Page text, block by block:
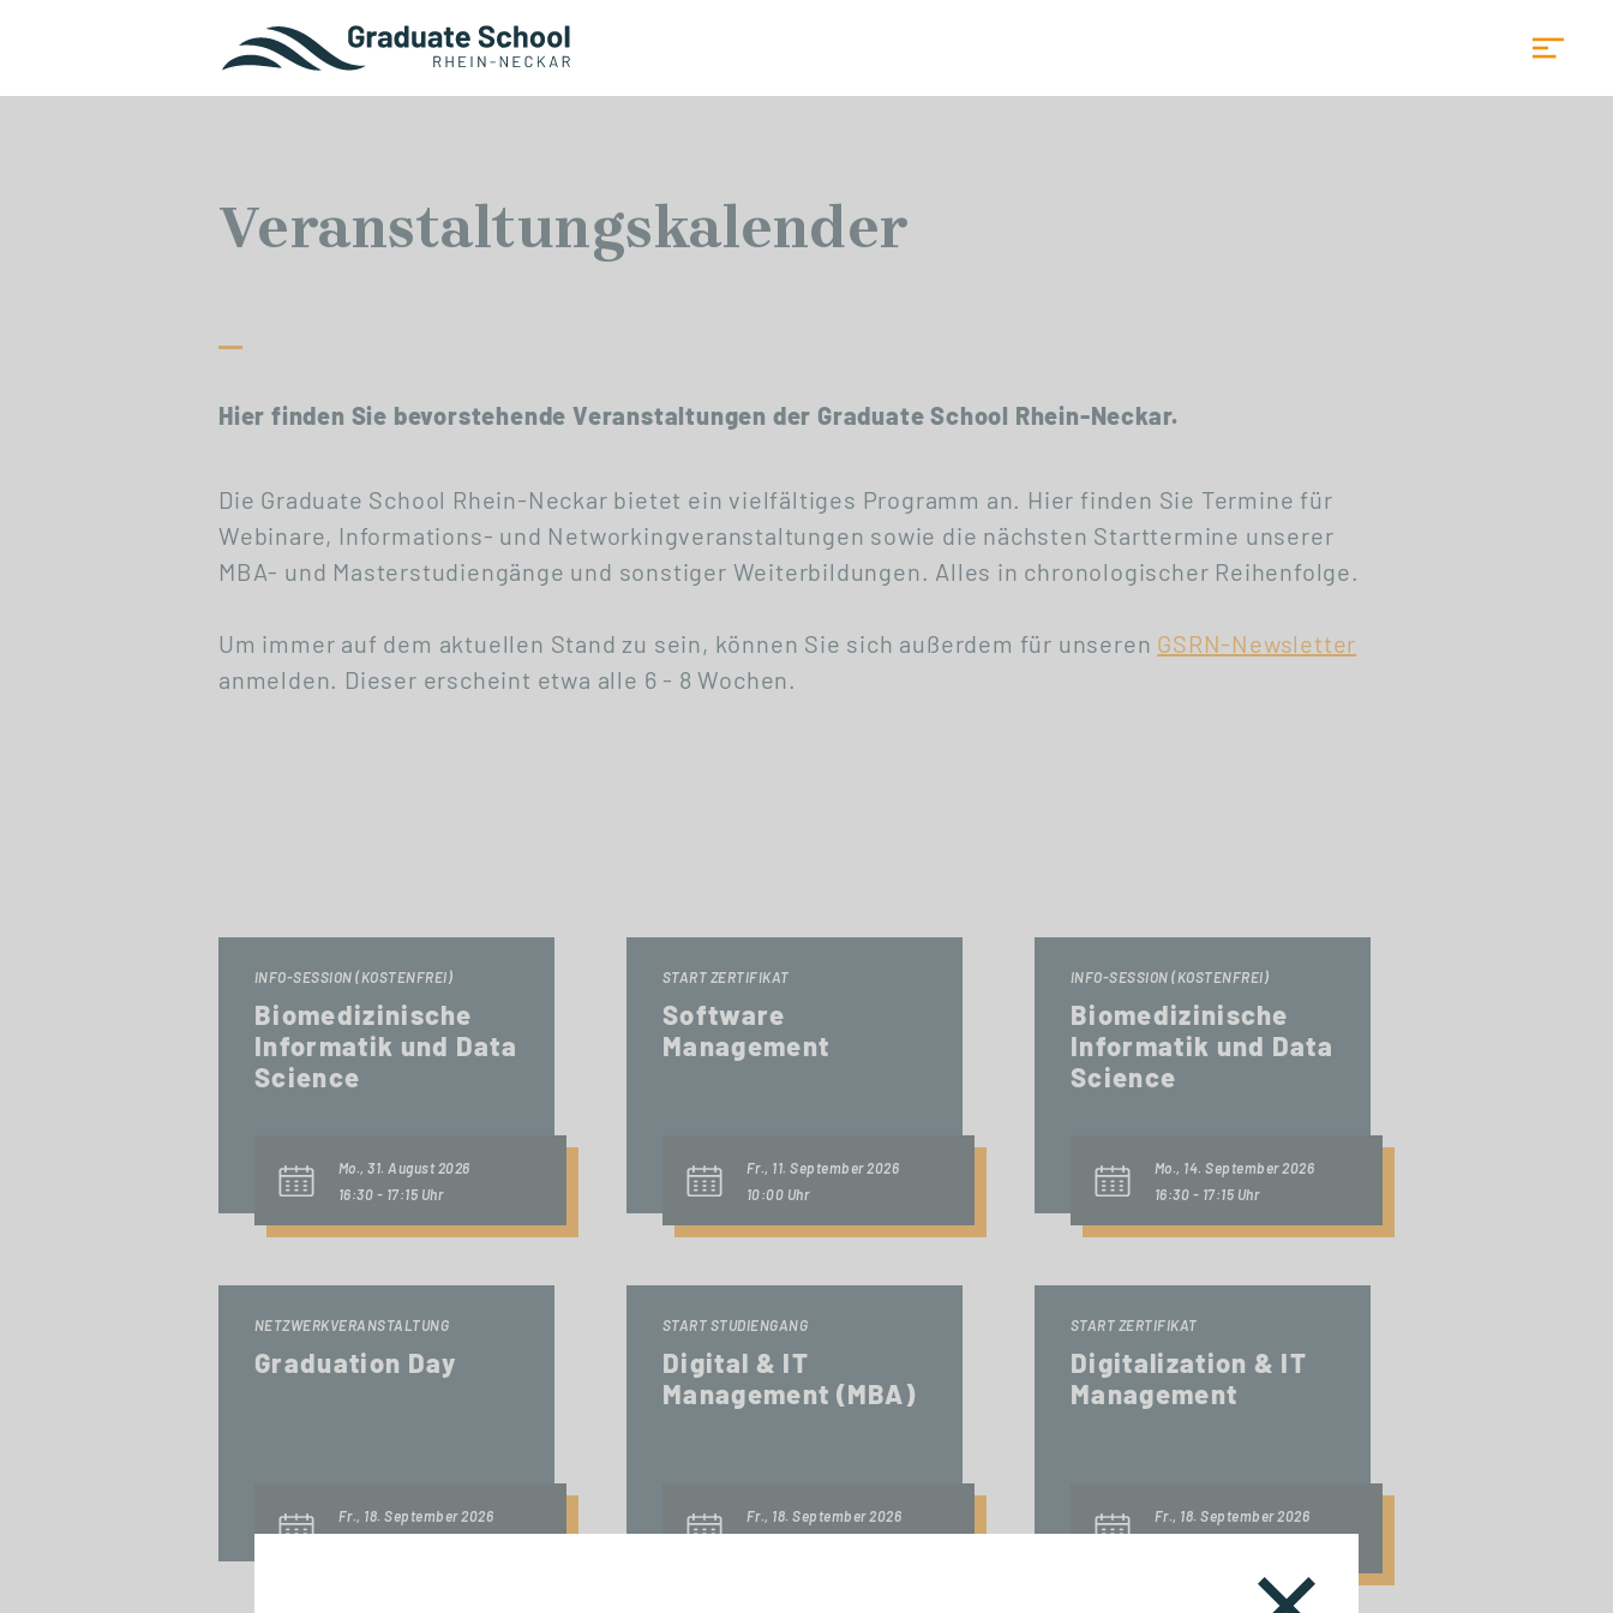
Veranstaltungskalender
Hier finden Sie bevorstehende Veranstaltungen der Graduate School Rhein-Neckar.
Die Graduate School Rhein-Neckar bietet ein vielfältiges Programm an. Hier finden Sie Termine für
Webinare, Informations- und Networkingveranstaltungen sowie die nächsten Starttermine unserer
MBA- und Masterstudiengänge und sonstiger Weiterbildungen. Alles in chronologischer Reihenfolge.
Um immer auf dem aktuellen Stand zu sein, können Sie sich außerdem für unseren GSRN-Newsletter
anmelden. Dieser erscheint etwa alle 6 - 8 Wochen.
INFO-SESSION (KOSTENFREI)
Biomedizinische
Informatik und Data
Science
Mo., 31. August 2026
16:30 - 17:15 Uhr
START ZERTIFIKAT
Software
Management
Fr., 11. September 2026
10:00 Uhr
INFO-SESSION (KOSTENFREI)
Biomedizinische
Informatik und Data
Science
Mo., 14. September 2026
16:30 - 17:15 Uhr
NETZWERKVERANSTALTUNG
Graduation Day
Fr., 18. September 2026
START STUDIENGANG
Digital & IT
Management (MBA)
Fr., 18. September 2026
START ZERTIFIKAT
Digitalization & IT
Management
Fr., 18. September 2026